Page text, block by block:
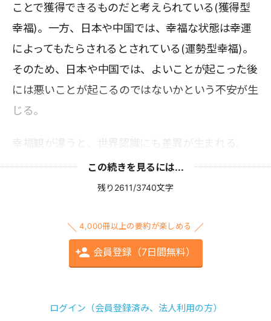
ことで獲得できるものだと考えられている(獲得型
幸福)。一方、日本や中国では、幸福な状態は幸運
によってもたらされるとされている(運勢型幸福)。
そのため、日本や中国では、よいことが起こった後
には悪いことが起こるのではないかという不安が生
じる。
幸福観が違うと、世界認識にも差異が生まれる。
この続きを見るには...
残り2611/3740文字
4,000冊以上の要約が楽しめる
会員登録（7日間無料）
ログイン（会員登録済み、法人利用の方）